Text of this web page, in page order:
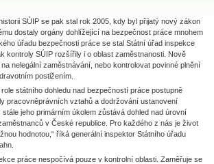
SÚIP se pak stal rok 2005, kdy byl přijatý nový zákon
dostaly orgány dohlížející na bezpečnost práce mnohem
úřadu bezpečnosti práce se stal Státní úřad inspekce
kontroly SÚIP rozšířily i o oblast zaměstnanosti. Nově
nelegální zaměstnávání, nebo kontrolovat povinné plnění
postižením.
role státního dohledu nad bezpečností práce postupně
pracovněprávních vztahů a dodržování ustanovení
jeho primárním úkolem zůstává dohled nad úrovní
v České republice. Pro každého z nás je život
hodnotou,“ říká generální inspektor Státního úřadu
práce nespočívá pouze v kontrolní oblasti. Zaměřuje se